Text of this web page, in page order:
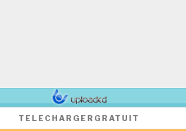
TELECHARGER GRATUIT